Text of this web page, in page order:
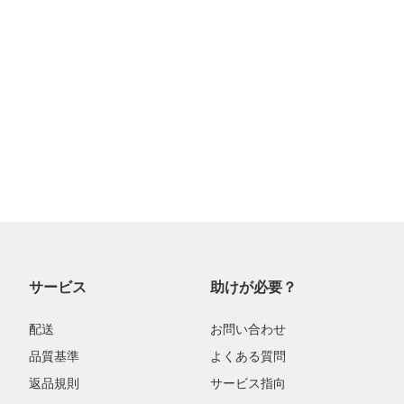
サービス
配送
品質基準
返品規則
助けが必要？
お問い合わせ
よくある質問
サービス指向